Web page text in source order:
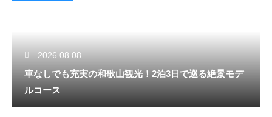
2026.08.08
車なしでも充実の和歌山観光！2泊3日で巡る絶景モデ
ルコース